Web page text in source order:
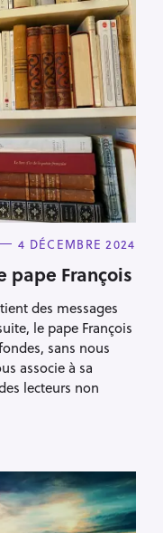
4 DÉCEMBRE 2024
pape François
des messages
le pape François
sans nous
associe à sa
lecteurs non